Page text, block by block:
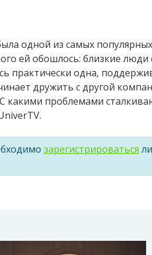
одной из самых
ей обошлось: близкие
практически одна,
дружить с другой
проблемами
зарегистрироваться